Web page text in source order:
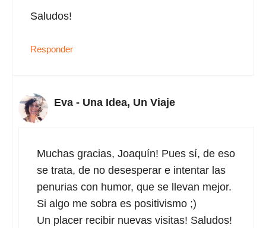
Saludos!
Responder
Eva - Una Idea, Un Viaje
Muchas gracias, Joaquín! Pues sí, de eso
se trata, de no desesperar e intentar las
penurias con humor, que se llevan mejor.
Si algo me sobra es positivismo ;)
Un placer recibir nuevas visitas! Saludos!